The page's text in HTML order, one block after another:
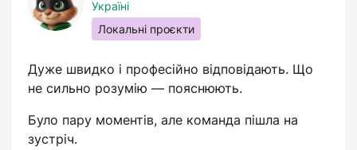
Україні
Локальні проєкти
Дуже швидко і професійно відповідають. Що
не сильно розумію — пояснюють.
Було пару моментів, але команда пішла на
зустріч.